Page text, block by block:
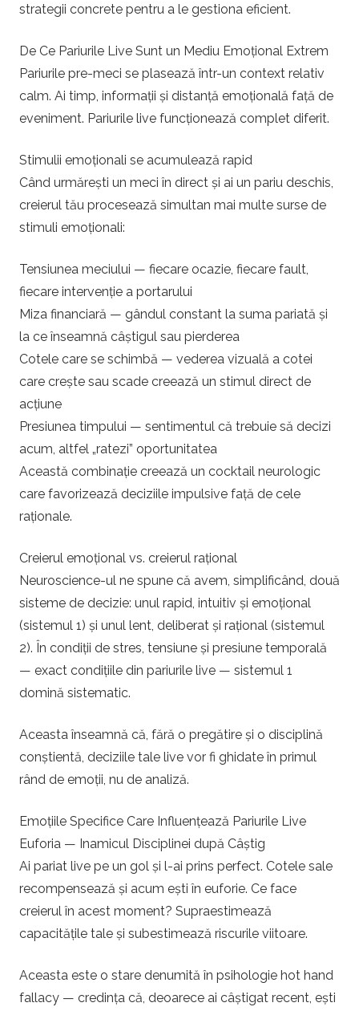
i
p
e
f
o
t
b
a
l
strategii concrete pentru a le gestiona eficient.
De Ce Pariurile Live Sunt un Mediu Emoțional Extrem
Pariurile pre-meci se plasează într-un context relativ
calm. Ai timp, informații și distanță emoțională față de
eveniment. Pariurile live funcționează complet diferit.
Stimulii emoționali se acumulează rapid
Când urmărești un meci în direct și ai un pariu deschis,
creierul tău procesează simultan mai multe surse de
stimuli emoționali:
Tensiunea meciului — fiecare ocazie, fiecare fault,
fiecare intervenție a portarului
Miza financiară — gândul constant la suma pariată și
la ce înseamnă câștigul sau pierderea
Cotele care se schimbă — vederea vizuală a cotei
care crește sau scade creează un stimul direct de
acțiune
Presiunea timpului — sentimentul că trebuie să decizi
acum, altfel „ratezi” oportunitatea
Această combinație creează un cocktail neurologic
care favorizează deciziile impulsive față de cele
raționale.
Creierul emoțional vs. creierul rațional
Neuroscience-ul ne spune că avem, simplificând, două
sisteme de decizie: unul rapid, intuitiv și emoțional
(sistemul 1) și unul lent, deliberat și rațional (sistemul
2). În condiții de stres, tensiune și presiune temporală
— exact condițiile din pariurile live — sistemul 1
domină sistematic.
Aceasta înseamnă că, fără o pregătire și o disciplină
conștientă, deciziile tale live vor fi ghidate în primul
rând de emoții, nu de analiză.
Emoțiile Specifice Care Influențează Pariurile Live
Euforia — Inamicul Disciplinei după Câștig
Ai pariat live pe un gol și l-ai prins perfect. Cotele sale
recompensează și acum ești în euforie. Ce face
creierul în acest moment? Supraestimează
capacitățile tale și subestimează riscurile viitoare.
Aceasta este o stare denumită în psihologie hot hand
fallacy — credința că, deoarece ai câștigat recent, ești